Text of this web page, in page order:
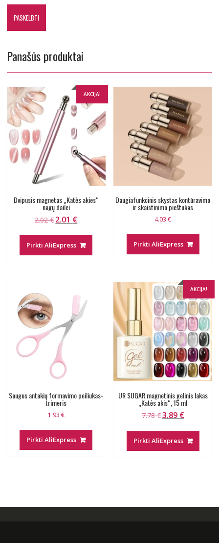
Panašūs produktai
AKCIJA!
Dvipusis magnetas „Katės akies“
nagų dailei
2.02€ Original
2.02 €.
2.01 €Current
2.01 €.
Pirkti AliExpress
Daugiafunkcinis skystas kontūravimo
ir skaistinimo pieštukas
4.03€
Pirkti AliExpress
Saugus antakių formavimo peiliukas-
trimeris
1.93 €
Pirkti AliExpress
AKCIJA!
UR SUGAR magnetinis gelinis lakas
„Katės akis“, 15 ml
7.78€Original
7.78 €.
3.89 €Current
3.89 €.
Pirkti AliExpress